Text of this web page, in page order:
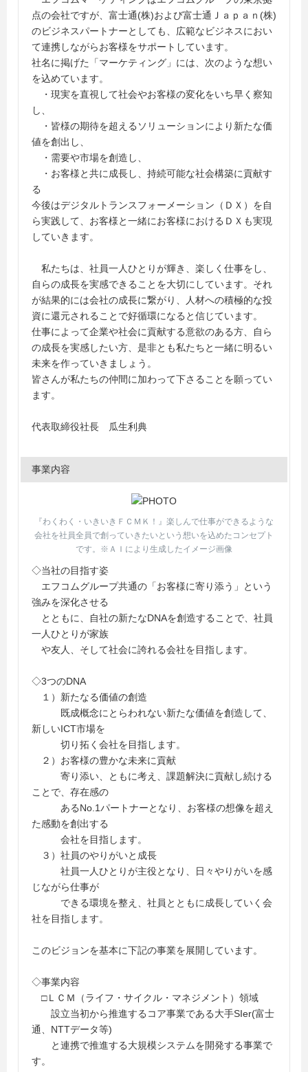
点の会社ですが、富士通(株)および富士通Ｊａｐａｎ(株)
のビジネスパートナーとしても、広範なビジネスにおい
て連携しながらお客様をサポートしています。
社名に掲げた「マーケティング」には、次のような想い
を込めています。
・現実を直視して社会やお客様の変化をいち早く察知
し、
・皆様の期待を超えるソリューションにより新たな価
値を創出し、
・需要や市場を創造し、
・お客様と共に成長し、持続可能な社会構築に貢献す
る
今後はデジタルトランスフォーメーション（ＤＸ）を自
ら実践して、お客様と一緒にお客様におけるＤＸも実現
していきます。
私たちは、社員一人ひとりが輝き、楽しく仕事をし、
自らの成長を実感できることを大切にしています。それ
が結果的には会社の成長に繋がり、人材への積極的な投
資に還元されることで好循環になると信じています。
仕事によって企業や社会に貢献する意欲のある方、自ら
の成長を実感したい方、是非とも私たちと一緒に明るい
未来を作っていきましょう。
皆さんが私たちの仲間に加わって下さることを願ってい
ます。
代表取締役社長 瓜生利典
事業内容
『わくわく・いきいきＦＣＭＫ！』楽しんで仕事ができるような
会社を社員全員で創っていきたいという想いを込めたコンセプト
です。※ＡＩにより生成したイメージ画像
◇当社の目指す姿
エフコムグループ共通の「お客様に寄り添う」という
強みを深化させる
とともに、自社の新たなDNAを創造することで、社員
一人ひとりが家族
や友人、そして社会に誇れる会社を目指します。
◇3つのDNA
１）新たなる価値の創造
既成概念にとらわれない新たな価値を創造して、
新しいICT市場を
切り拓く会社を目指します。
２）お客様の豊かな未来に貢献
寄り添い、ともに考え、課題解決に貢献し続ける
ことで、存在感の
あるNo.1パートナーとなり、お客様の想像を超え
た感動を創出する
会社を目指します。
３）社員のやりがいと成長
社員一人ひとりが主役となり、日々やりがいを感
じながら仕事が
できる環境を整え、社員とともに成長していく会
社を目指します。
このビジョンを基本に下記の事業を展開しています。
◇事業内容
□ＬＣＭ（ライフ・サイクル・マネジメント）領域
設立当初から推進するコア事業である大手SIer(富士
通、NTTデータ等)
と連携で推進する大規模システムを開発する事業で
す。